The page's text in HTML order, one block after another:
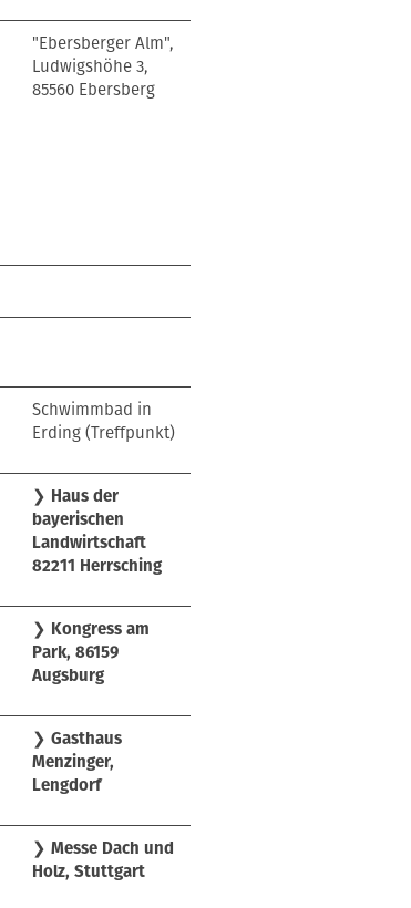
"Ebersberger Alm",
Ludwigshöhe 3,
85560 Ebersberg
Schwimmbad in
Erding (Treffpunkt)
❯ Haus der
bayerischen
Landwirtschaft
82211 Herrsching
❯ Kongress am
Park, 86159
Augsburg
❯ Gasthaus
Menzinger,
Lengdorf
❯ Messe Dach und
Holz, Stuttgart